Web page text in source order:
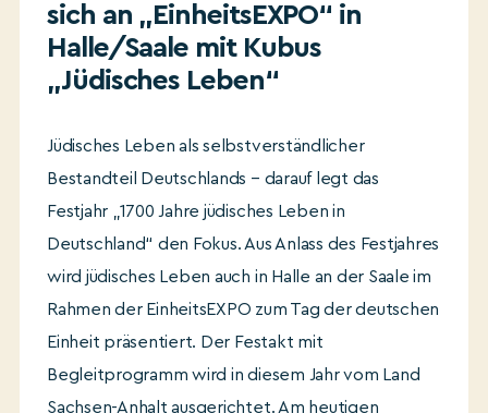
sich an „EinheitsEXPO“ in
Halle/Saale mit Kubus
„Jüdisches Leben“
Jüdisches Leben als selbstverständlicher
Bestandteil Deutschlands – darauf legt das
Festjahr „1700 Jahre jüdisches Leben in
Deutschland“ den Fokus. Aus Anlass des Festjahres
wird jüdisches Leben auch in Halle an der Saale im
Rahmen der EinheitsEXPO zum Tag der deutschen
Einheit präsentiert. Der Festakt mit
Begleitprogramm wird in diesem Jahr vom Land
Sachsen-Anhalt ausgerichtet. Am heutigen